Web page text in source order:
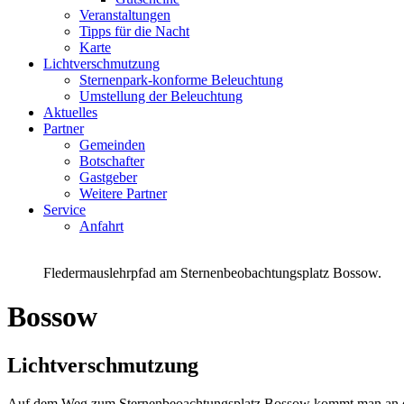
Veranstaltungen
Tipps für die Nacht
Karte
Lichtverschmutzung
Sternenpark-konforme Beleuchtung
Umstellung der Beleuchtung
Aktuelles
Partner
Gemeinden
Botschafter
Gastgeber
Weitere Partner
Service
Anfahrt
Fledermauslehrpfad am Sternenbeobachtungsplatz Bossow.
Bossow
Lichtverschmutzung